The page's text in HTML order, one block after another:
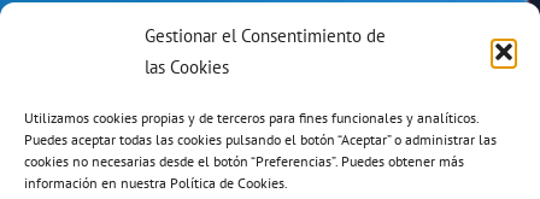
Gestionar el Consentimiento de
las Cookies
Utilizamos cookies propias y de terceros para fines funcionales y analíticos.
Puedes aceptar todas las cookies pulsando el botón “Aceptar” o administrar las
cookies no necesarias desde el botón “Preferencias”. Puedes obtener más
información en nuestra Política de Cookies.
(Teo)
881 02 34 74
ENLACES
Alquiler de Oficinas|